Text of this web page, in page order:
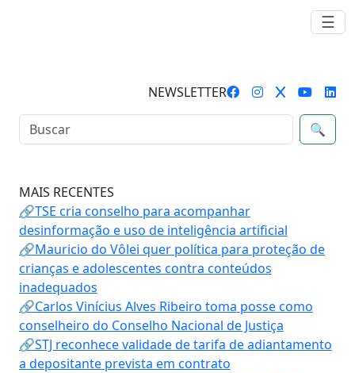
☰
NEWSLETTER
🔍
MAIS RECENTES
🔗TSE cria conselho para acompanhar
desinformação e uso de inteligência artificial
🔗Mauricio do Vôlei quer política para proteção de
crianças e adolescentes contra conteúdos
inadequados
🔗Carlos Vinícius Alves Ribeiro toma posse como
conselheiro do Conselho Nacional de Justiça
🔗STJ reconhece validade de tarifa de adiantamento
a depositante prevista em contrato